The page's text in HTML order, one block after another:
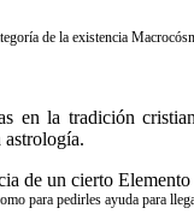
de la existencia
en la tradición
de un cierto
para pedirles ayuda para